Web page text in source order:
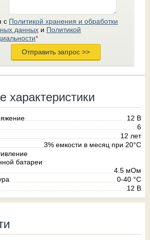
с Политикой хранения и обработки
данных и Политикой
*
характеристики
12 В
6
12 лет
3% емкости в месяц при 20°C
батареи
4.5 мОм
0-40 °C
12 В